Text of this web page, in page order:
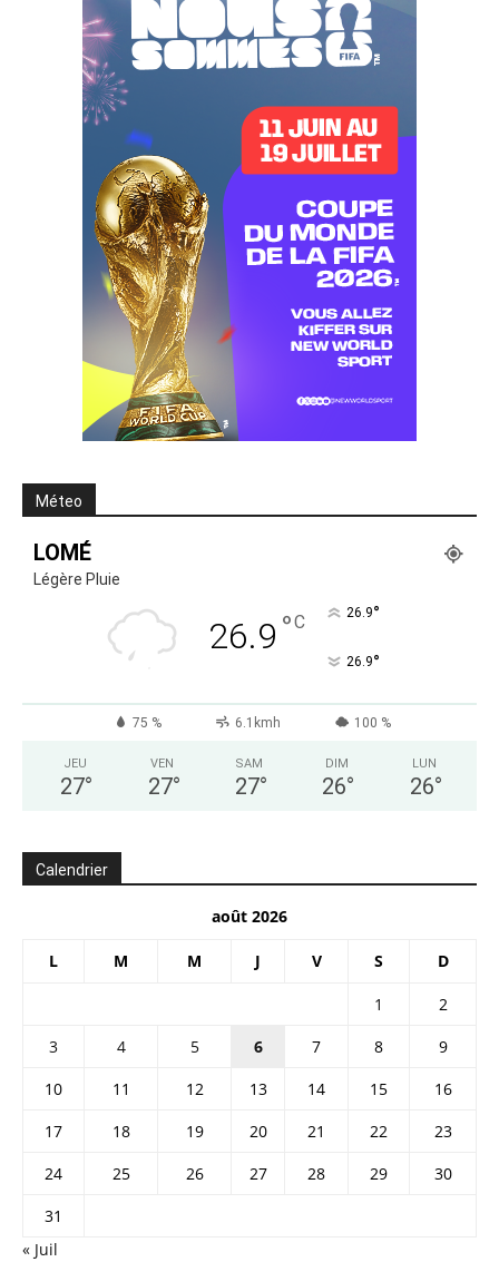
Méteo
LOMÉ
Légère Pluie
26.9 °C 26.9°
26.9°
75 % 6.1kmh 100 %
JEU
27°
VEN
27°
SAM
27°
DIM
26°
LUN
26°
Calendrier
août 2026
L M M J V S D
1
2
3
4 5 6 7 8
9
10
11 12 13 14 15
16
17
18 19 20 21 22
23
24
25 26 27 28 29
30
31
« Juil